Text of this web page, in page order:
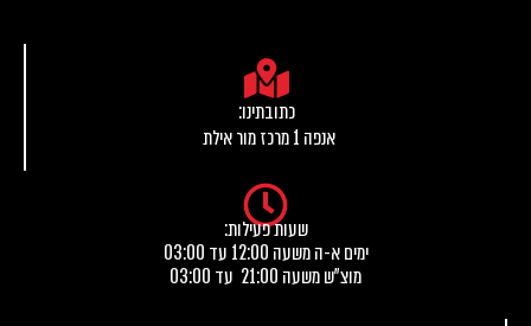
כתובתינו:
אנפה 1 מרכז מור אילת
שעות פעילות:
ימים א-ה משעה 12:00 עד 03:00
מוצ"ש משעה 21:00 עד 03:00